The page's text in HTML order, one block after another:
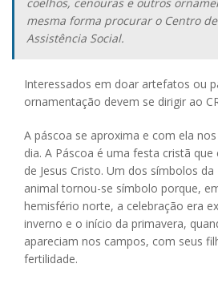
mesma forma procurar o Centro
Assistência Social.
Interessados em doar artefatos ou
ornamentação devem se dirigir ao
A páscoa se aproxima e com ela
dia. A Páscoa é uma festa cristã
de Jesus Cristo. Um dos símbolos
animal tornou-se símbolo porque,
hemisfério norte, a celebração era
inverno e o início da primavera,
apareciam nos campos, com seus
fertilidade.